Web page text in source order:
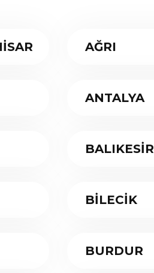
AĞRI
ANTALYA
BALIKESİR
BİLECİK
BURDUR